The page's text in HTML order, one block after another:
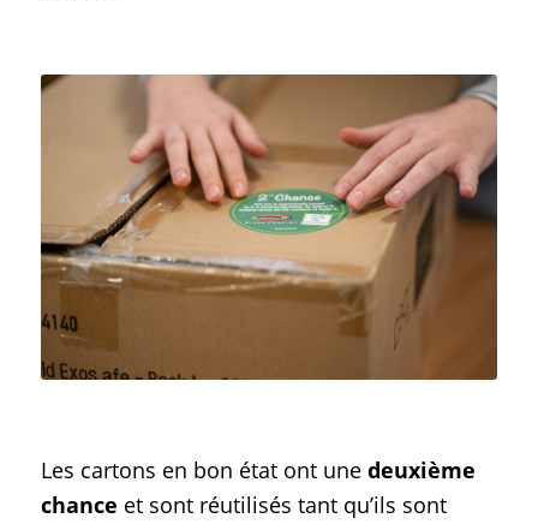
Les cartons en bon état ont une deuxième
chance et sont réutilisés tant qu’ils sont